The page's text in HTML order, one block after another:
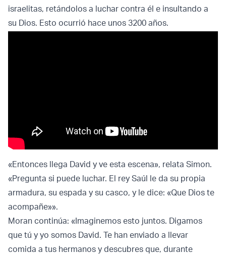
israelitas, retándolos a luchar contra él e insultando a
su Dios. Esto ocurrió hace unos 3200 años.
«Entonces llega David y ve esta escena», relata Simon.
«Pregunta si puede luchar. El rey Saúl le da su propia
armadura, su espada y su casco, y le dice: «Que Dios te
acompañe»».
Moran continúa: «Imaginemos esto juntos. Digamos
que tú y yo somos David. Te han enviado a llevar
comida a tus hermanos y descubres que, durante